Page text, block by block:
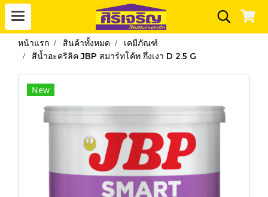
หน้าแรก สินค้าทั้งหมด
เคมีภัณฑ์
สีน้ำอะคริลิค JBP สมาร์ทโค้ท กึ่งเงา D 2.5 G
New